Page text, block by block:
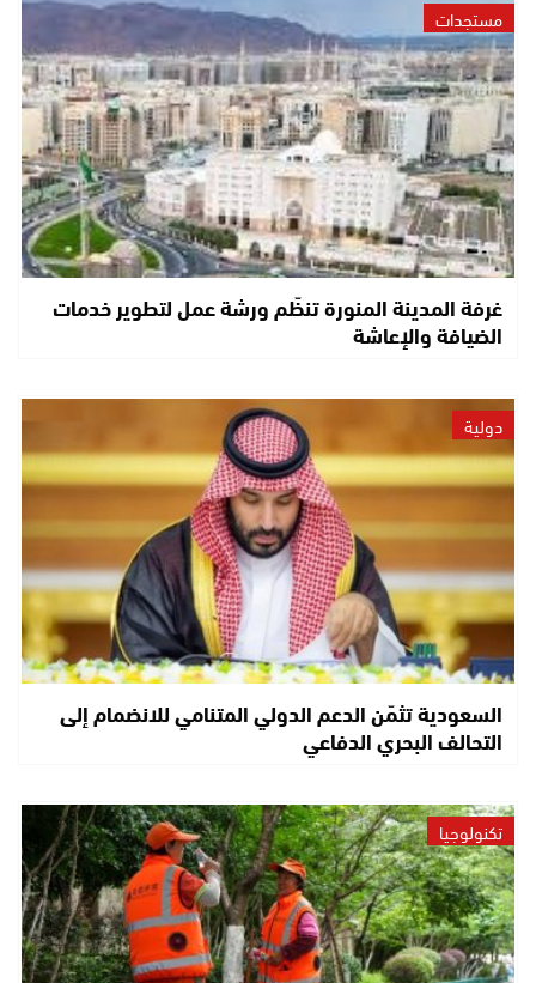
مستجدات
غرفة المدينة المنورة تنظّم ورشة عمل لتطوير خدمات
الضيافة والإعاشة
دولية
السعودية تثمّن الدعم الدولي المتنامي للانضمام إلى
التحالف البحري الدفاعي
تكنولوجيا